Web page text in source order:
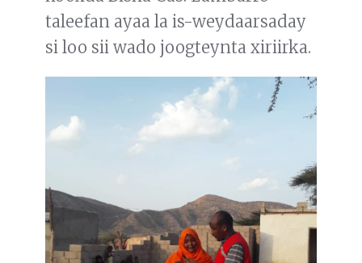
taleefan ayaa la is-weydaarsaday
si loo sii wado joogteynta xiriirka.